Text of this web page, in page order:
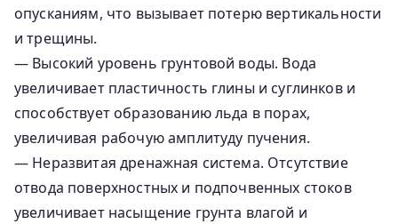
опусканиям, что вызывает потерю вертикальности
и трещины.
— Высокий уровень грунтовой воды. Вода
увеличивает пластичность глины и суглинков и
способствует образованию льда в порах,
увеличивая рабочую амплитуду пучения.
— Неразвитая дренажная система. Отсутствие
отвода поверхностных и подпочвенных стоков
увеличивает насыщение грунта влагой и